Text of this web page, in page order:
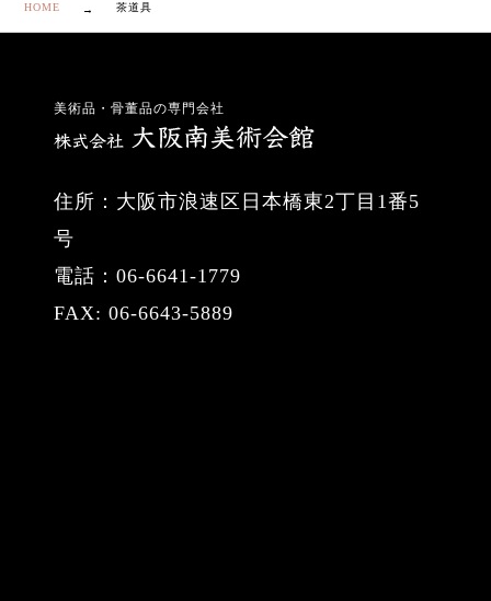
HOME 茶道具
美術品・骨董品の専門会社
住所：大阪市浪速区日本橋東2丁目1番5
号
電話：06-6641-1779
FAX: 06-6643-5889